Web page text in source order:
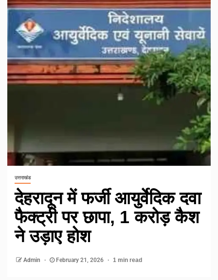
उत्तराखंड
देहरादून में फर्जी आयुर्वेदिक दवा
फैक्ट्री पर छापा, 1 करोड़ कैश
ने उड़ाए होश
Admin February 21, 2026 1 min read